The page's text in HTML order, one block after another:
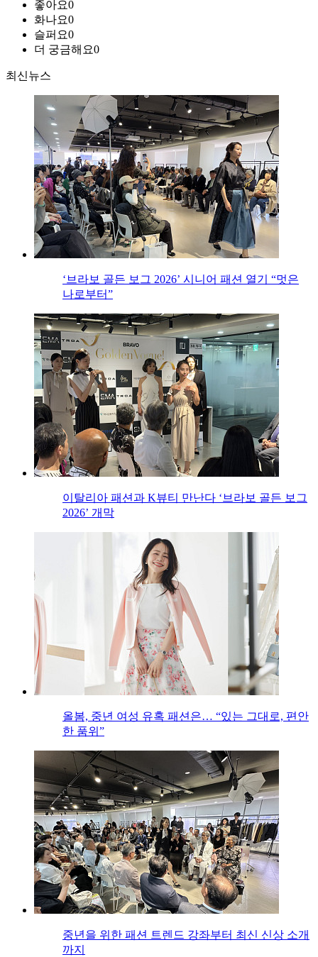
좋아요0
화나요0
슬퍼요0
더 궁금해요0
최신뉴스
‘브라보 골든 보그 2026’ 시니어 패션 열기 “멋은
나로부터”
이탈리아 패션과 K뷰티 만난다 ‘브라보 골든 보그
2026’ 개막
올봄, 중년 여성 유혹 패션은… “있는 그대로, 편안
한 품위”
중년을 위한 패션 트렌드 강좌부터 최신 신상 소개
까지